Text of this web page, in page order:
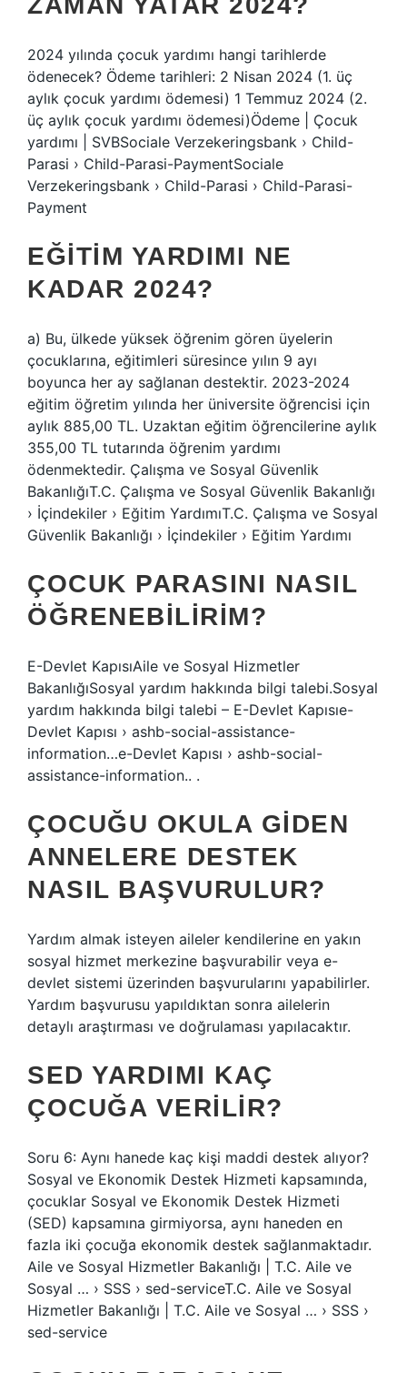
2024 yılında çocuk yardımı hangi tarihlerde
ödenecek? Ödeme tarihleri: 2 Nisan 2024 (1. üç
aylık çocuk yardımı ödemesi) 1 Temmuz 2024 (2.
üç aylık çocuk yardımı ödemesi)Ödeme | Çocuk
yardımı | SVBSociale Verzekeringsbank › Child-
Parasi › Child-Parasi-PaymentSociale
Verzekeringsbank › Child-Parasi › Child-Parasi-
Payment
EĞITIM YARDIMI NE
KADAR 2024?
a) Bu, ülkede yüksek öğrenim gören üyelerin
çocuklarına, eğitimleri süresince yılın 9 ayı
boyunca her ay sağlanan destektir. 2023-2024
eğitim öğretim yılında her üniversite öğrencisi için
aylık 885,00 TL. Uzaktan eğitim öğrencilerine aylık
355,00 TL tutarında öğrenim yardımı
ödenmektedir. Çalışma ve Sosyal Güvenlik
BakanlığıT.C. Çalışma ve Sosyal Güvenlik Bakanlığı
› İçindekiler › Eğitim YardımıT.C. Çalışma ve Sosyal
Güvenlik Bakanlığı › İçindekiler › Eğitim Yardımı
ÇOCUK PARASINI NASIL
ÖĞRENEBILIRIM?
E-Devlet KapısıAile ve Sosyal Hizmetler
BakanlığıSosyal yardım hakkında bilgi talebi.Sosyal
yardım hakkında bilgi talebi – E-Devlet Kapısıe-
Devlet Kapısı › ashb-social-assistance-
information…e-Devlet Kapısı › ashb-social-
assistance-information.. .
ÇOCUĞU OKULA GIDEN
ANNELERE DESTEK
NASIL BAŞVURULUR?
Yardım almak isteyen aileler kendilerine en yakın
sosyal hizmet merkezine başvurabilir veya e-
devlet sistemi üzerinden başvurularını yapabilirler.
Yardım başvurusu yapıldıktan sonra ailelerin
detaylı araştırması ve doğrulaması yapılacaktır.
SED YARDIMI KAÇ
ÇOCUĞA VERILIR?
Soru 6: Aynı hanede kaç kişi maddi destek alıyor?
Sosyal ve Ekonomik Destek Hizmeti kapsamında,
çocuklar Sosyal ve Ekonomik Destek Hizmeti
(SED) kapsamına girmiyorsa, aynı haneden en
fazla iki çocuğa ekonomik destek sağlanmaktadır.
Aile ve Sosyal Hizmetler Bakanlığı | T.C. Aile ve
Sosyal … › SSS › sed-serviceT.C. Aile ve Sosyal
Hizmetler Bakanlığı | T.C. Aile ve Sosyal … › SSS ›
sed-service